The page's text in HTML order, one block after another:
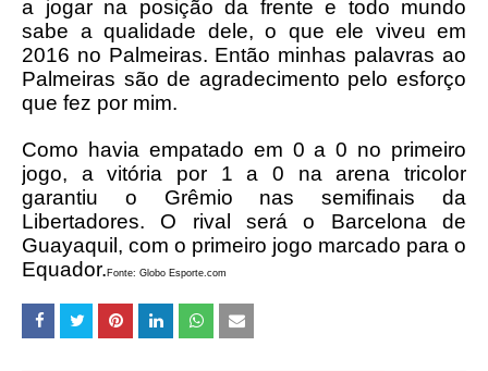
a jogar na posição da frente e todo mundo
sabe a qualidade dele, o que ele viveu em
2016 no Palmeiras. Então minhas palavras ao
Palmeiras são de agradecimento pelo esforço
que fez por mim.
Como havia empatado em 0 a 0 no primeiro
jogo, a vitória por 1 a 0 na arena tricolor
garantiu o Grêmio nas semifinais da
Libertadores. O rival será o Barcelona de
Guayaquil, com o primeiro jogo marcado para o
Equador. Fonte: Globo Esporte.com